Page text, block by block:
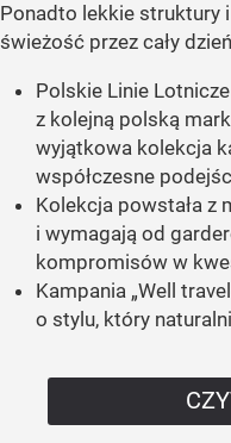
Ponadto lekkie struktury
świeżość przez cały
Polskie Linie
z kolejną polską
wyjątkowa kolekcja
współczesne
Kolekcja powstała z
i wymagają od
kompromisów w
Kampania „Well
o stylu, który